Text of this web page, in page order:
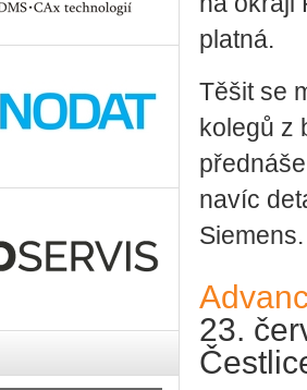
plat­ná.
Těšit se
ko­le­gů z
navíc
Sie­mens.
23.